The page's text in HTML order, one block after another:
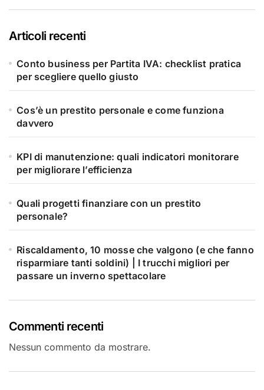
Articoli recenti
Conto business per Partita IVA: checklist pratica
per scegliere quello giusto
Cos’è un prestito personale e come funziona
davvero
KPI di manutenzione: quali indicatori monitorare
per migliorare l’efficienza
Quali progetti finanziare con un prestito
personale?
Riscaldamento, 10 mosse che valgono (e che fanno
risparmiare tanti soldini) | I trucchi migliori per
passare un inverno spettacolare
Commenti recenti
Nessun commento da mostrare.